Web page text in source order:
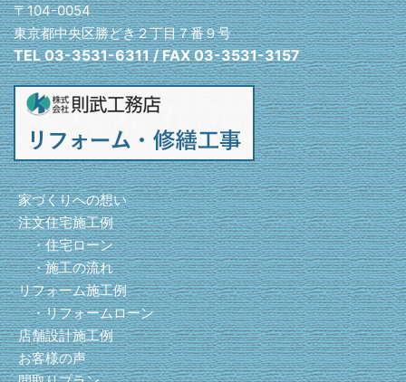
〒104-0054
東京都中央区勝どき２丁目７番９号
TEL 03-3531-6311 / FAX 03-3531-3157
家づくりへの想い
注文住宅施工例
・住宅ローン
・施工の流れ
リフォーム施工例
・リフォームローン
店舗設計施工例
お客様の声